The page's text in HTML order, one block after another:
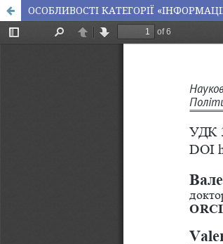
ОСОБЛИВОСТІ КАТЕГОРІЇ